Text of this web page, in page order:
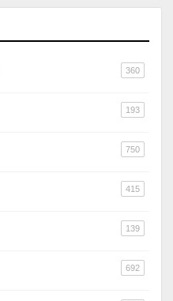
360
193
750
415
139
692